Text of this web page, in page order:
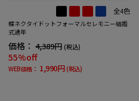
全4色
蝶ネクタイドットフォーマルセレモニー結婚
式通年
価格： 4,389円 (税込)
55%off
WEB価格： 1,990円 (税込)